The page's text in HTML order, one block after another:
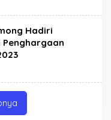
Hadiri